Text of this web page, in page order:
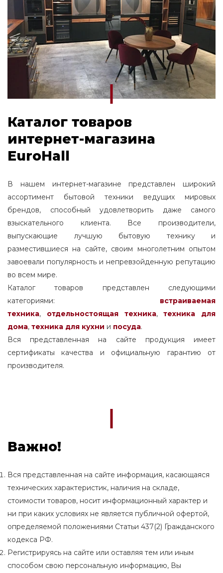
Каталог товаров
интернет-магазина
EuroHall
В нашем интернет-магазине представлен широкий
ассортимент бытовой техники ведущих мировых
брендов, способный удовлетворить даже самого
взыскательного клиента. Все производители,
выпускающие лучшую бытовую технику и
разместившиеся на сайте, своим многолетним опытом
завоевали популярность и непревзойденную репутацию
во всем мире.
Каталог товаров представлен следующими
категориями: встраиваемая
техника, отдельностоящаятехника,
техника для
дома, техника для кухни и посуда.
Вся представленная на сайте продукция имеет
сертификаты качества и официальную гарантию от
производителя.
Важно!
Вся представленная на сайте информация, касающаяся
технических характеристик, наличия на складе,
стоимости товаров, носит информационный характер и
ни при каких условиях не является публичной офертой,
определяемой положениями Статьи 437(2) Гражданского
кодекса РФ.
Регистрируясь на сайте или оставляя тем или иным
способом свою персональную информацию, Вы